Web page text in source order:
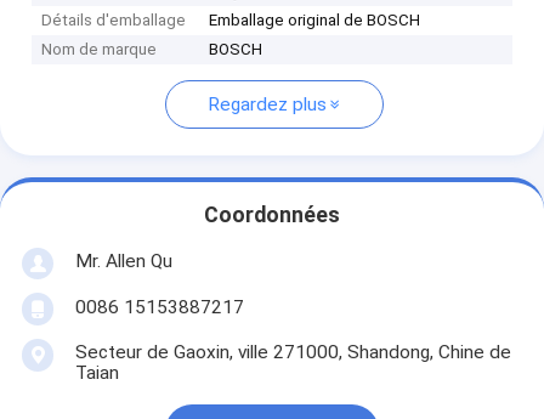
Détails d'emballage
Emballage original de BOSCH
Nom de marque
BOSCH
Regardez plus
Coordonnées
Mr. Allen Qu
0086 15153887217
Secteur de Gaoxin, ville 271000, Shandong, Chine de
Taian